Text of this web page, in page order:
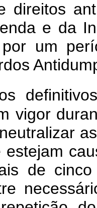
direitos
e da
por um
vigor
de